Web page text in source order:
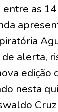
as
de alerta,
edição
nesta
Cruz